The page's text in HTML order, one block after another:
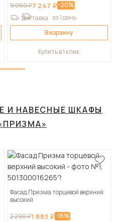
9 060 ₽7 247 ₽-20%
Доставка за 1 день
В корзину
Купить в 1 клик
И НАВЕСНЫЕ ШКАФЫ
Фасад Призма торцевой верхний
высокий
2 290 ₽1 883 ₽-18%